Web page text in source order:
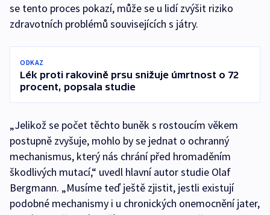
se tento proces pokazí, může se u lidí zvýšit riziko
zdravotních problémů souvisejících s játry.
ODKAZ
Lék proti rakovině prsu snižuje úmrtnost o 72
procent, popsala studie
„Jelikož se počet těchto buněk s rostoucím věkem
postupně zvyšuje, mohlo by se jednat o ochranný
mechanismus, který nás chrání před hromaděním
škodlivých mutací,“ uvedl hlavní autor studie Olaf
Bergmann. „Musíme teď ještě zjistit, jestli existují
podobné mechanismy i u chronických onemocnění jater,